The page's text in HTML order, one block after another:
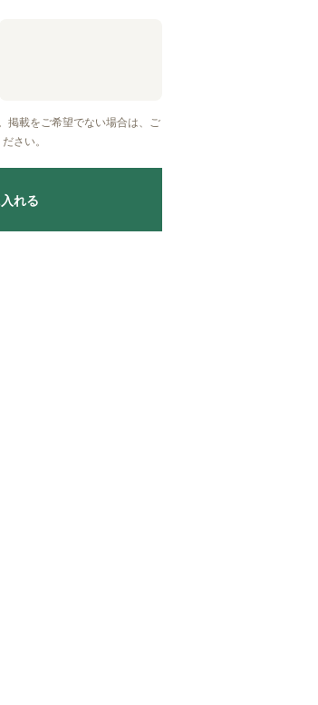
掲載をご希望でない場合は、ご
さい。
れる